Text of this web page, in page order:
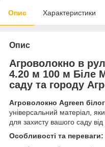
Опис Характеристики
Опис
Агроволокно в
4.20 м 100 м Біле
саду та городу
Агроволокно Agreen
універсальний матеріал,
для захисту вашого саду від
Особливості та переваги: